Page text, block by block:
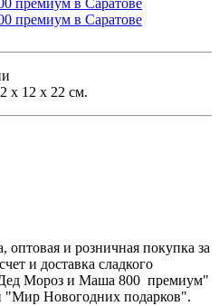
х 12 х 22 см.
оптовая и розничная покупка за
и доставка сладкого
Дед Мороз и Маша 800 премиум"
"Мир Новогодних подарков".